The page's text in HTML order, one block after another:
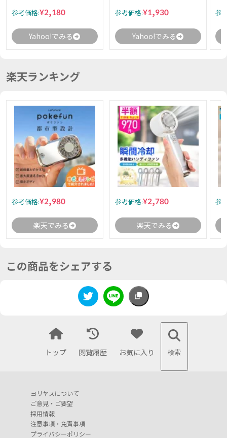
参考価格:¥2,180
Yahoo!でみる
参考価格:¥1,930
Yahoo!でみる
参
楽天ランキング
参考価格:¥2,980
楽天でみる
参考価格:¥2,780
楽天でみる
参
この商品をシェアする
トップ 閲覧履歴 お気に入り 検索
ヨリヤスについて
ご意見・ご要望
採用情報
注意事項・免責事項
プライバシーポリシー